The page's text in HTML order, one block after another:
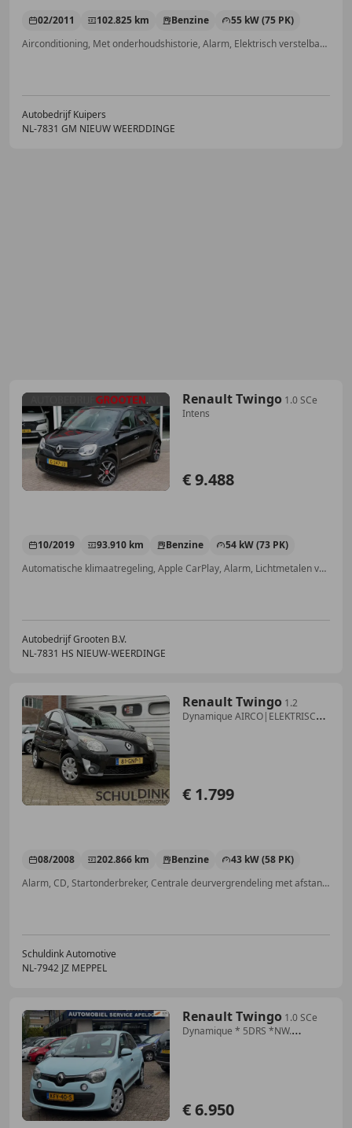
02/2011 102.825 km Benzine
55 kW (75 PK)
Airconditioning, Met onderhoudshistorie, Alarm, Elektrisch verstelbare buitenspiegels, Elektrische ramen, Centrale deurvergrendeling met afstandsbediening, Spoiler, MP3
Autobedrijf Kuipers
NL-7831 GM NIEUW WEERDDINGE
Renault Twingo 1.0 SCe
Intens
€ 9.488
10/2019 93.910 km Benzine
54 kW (73 PK)
Automatische klimaatregeling, Apple CarPlay, Alarm, Lichtmetalen velgen, Regensensor, Parkeerhulp achter, Android Auto, Lederen stuurwiel
Autobedrijf Grooten B.V.
NL-7831 HS NIEUW-WEERDINGE
Renault Twingo 1.2
Dynamique AIRCO|ELEKTRISCHE
€ 1.799
08/2008 202.866 km Benzine
43 kW (58 PK)
Alarm, CD, Startonderbreker, Centrale deurvergrendeling met afstandsbediening, Multifunctioneel stuurwiel, Mistlampen, Zij-airbags, Airbag bestuurder
Schuldink Automotive
NL-7942 JZ MEPPEL
Renault Twingo 1.0 SCe
Dynamique * 5DRS *NW.
€ 6.950